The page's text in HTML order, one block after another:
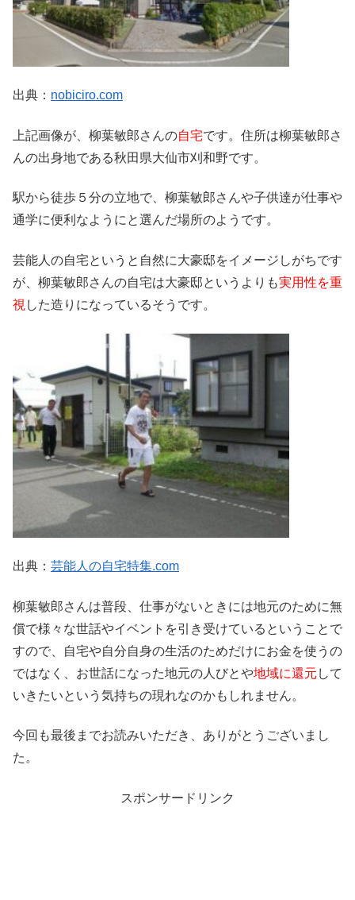
出典： nobiciro.com
上記画像が、柳葉敏郎さんの自宅です。住所は柳葉敏郎さ
んの出身地である秋田県大仙市刈和野です。
駅から徒歩５分の立地で、柳葉敏郎さんや子供達が仕事や
通学に便利なようにと選んだ場所のようです。
芸能人の自宅というと自然に大豪邸をイメージしがちです
が、柳葉敏郎さんの自宅は大豪邸というよりも実用性を重
視 した造りになっているそうです。
出典： 芸能人の自宅特集.com
柳葉敏郎さんは普段、仕事がないときには地元のために無
償で様々な世話やイベントを引き受けているということで
すので、自宅や自分自身の生活のためだけにお金を使うの
ではなく、お世話になった地元の人びとや地域に還元 して
いきたいという気持ちの現れなのかもしれません。
今回も最後までお読みいただき、ありがとうございまし
た。
スポンサードリンク